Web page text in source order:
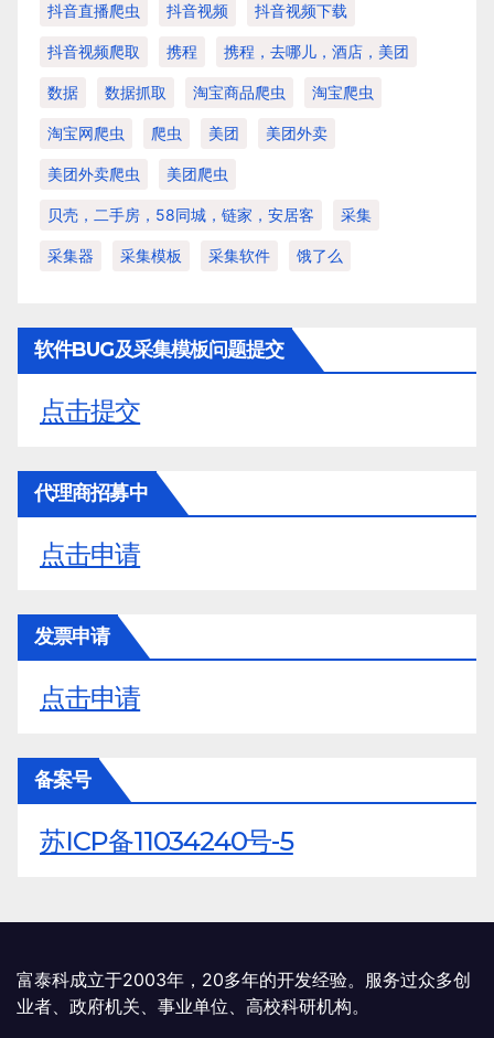
抖音直播爬虫 抖音视频 抖音视频下载
抖音视频爬取 携程 携程，去哪儿，酒店，美团
数据 数据抓取 淘宝商品爬虫 淘宝爬虫
淘宝网爬虫 爬虫 美团 美团外卖
美团外卖爬虫 美团爬虫
贝壳，二手房，58同城，链家，安居客 采集
采集器 采集模板 采集软件 饿了么
软件BUG及采集模板问题提交
点击提交
代理商招募中
点击申请
发票申请
点击申请
备案号
苏ICP备11034240号-5
富泰科成立于2003年，20多年的开发经验。服务过众多创
业者、政府机关、事业单位、高校科研机构。